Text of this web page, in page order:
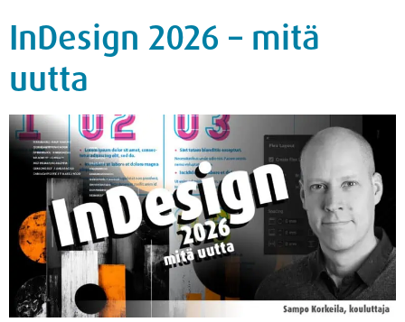
InDesign 2026 – mitä
uutta